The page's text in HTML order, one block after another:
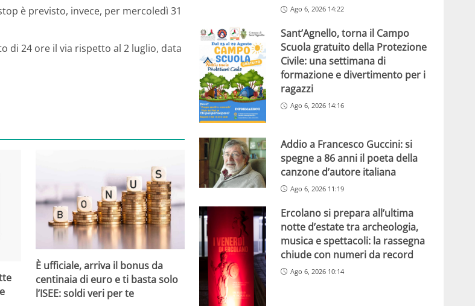
è previsto, invece, per mercoledì 31
di 24 ore il via rispetto al 2 luglio, data
È ufficiale, arriva il bonus da
centinaia di euro e ti basta solo
l’ISEE: soldi veri per te
Ago 6, 2026 14:22
Sant’Agnello, torna il Campo
Scuola gratuito della Protezione
Civile: una settimana di
formazione e divertimento per i
ragazzi
Ago 6, 2026 14:16
Addio a Francesco Guccini: si
spegne a 86 anni il poeta della
canzone d’autore italiana
Ago 6, 2026 11:19
Ercolano si prepara all’ultima
notte d’estate tra archeologia,
musica e spettacoli: la rassegna
chiude con numeri da record
Ago 6, 2026 10:14